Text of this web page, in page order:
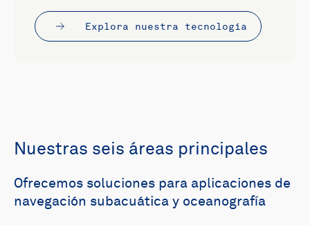
Explora nuestra tecnología
Nuestras seis áreas principales
Ofrecemos soluciones para aplicaciones de
navegación subacuática y oceanografía